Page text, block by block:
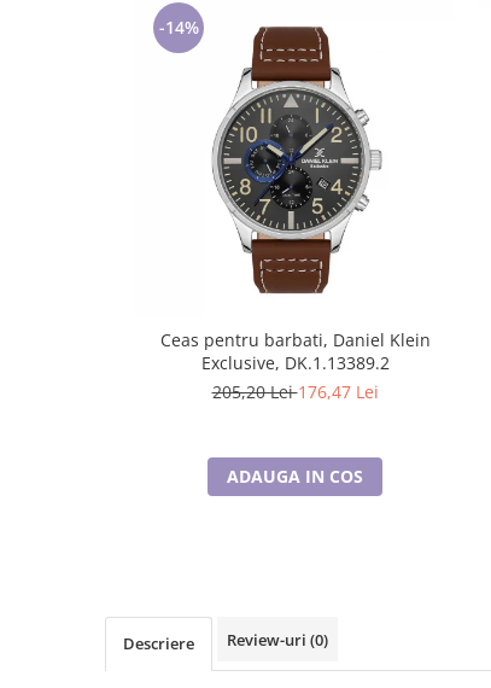
Lenjerii de pat pentru copii
Cadouri pentru Bunici
Cadouri pentru Nasi si Fini
-14%
Ceas pentru barbati, Daniel Klein
Exclusive, DK.1.13389.2
205,20 Lei176,47 Lei
ADAUGA IN COS
Descriere Review-uri (0)